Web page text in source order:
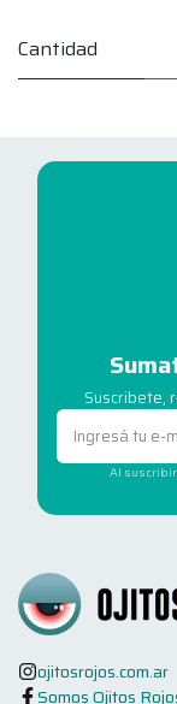
Cantidad
Suscribete,
Al
ojitosrojos.com.ar
Somos Ojitos